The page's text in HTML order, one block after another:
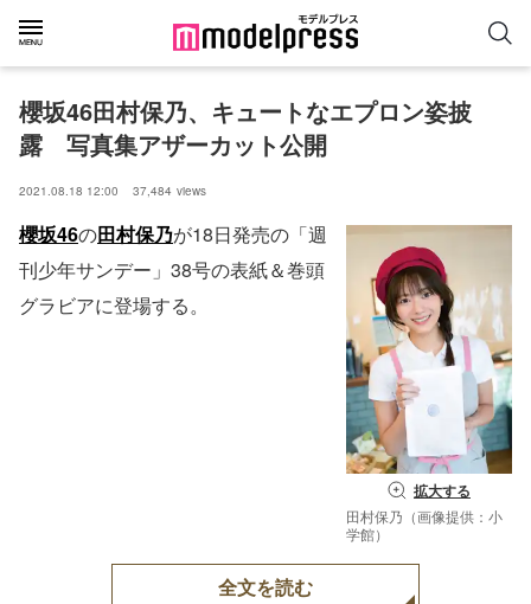
櫻坂46田村保乃、キュートなエプロン姿披
露　写真集アザーカット公開
2021.08.18 12:00 37,484 views
拡大する
田村保乃（画像提供：小
学館）
櫻坂46の田村保乃が18日発売の「週
刊少年サンデー」38号の表紙＆巻頭
グラビアに登場する。
全文を読む